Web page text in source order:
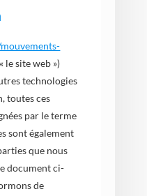
le site web »)
technologies
toutes ces
par le terme
sont également
que nous
document ci-
de